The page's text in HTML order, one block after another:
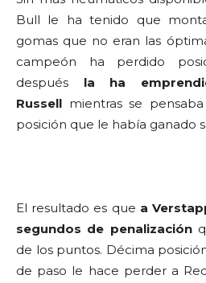
Bull le ha tenido que
gomas que no eran las
campeón ha perdido
después la ha
Russell mientras se
posición que le había ganado
El resultado es que a
segundos de penalización
de los puntos. Décima
de paso le hace perder a